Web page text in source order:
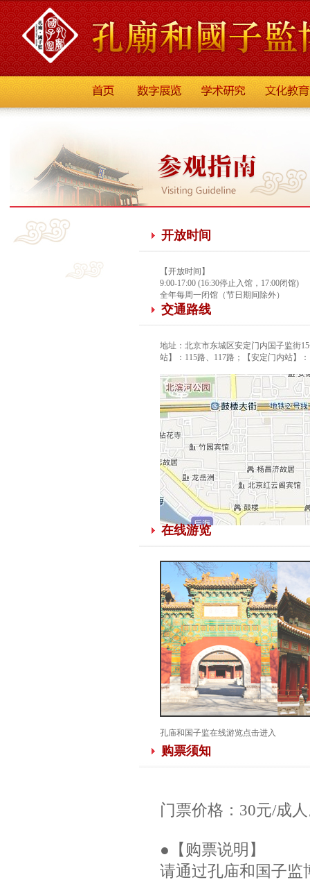
开放时间
【开放时间】
9:00-17:00 (16:30停止入馆，17:00闭馆)
全年每周一闭馆（节日期间除外）
交通路线
地址：北京市东城区安定门内国子监街
站】：115路、117路；【安定门内站】
在线游览
孔庙和国子监在线游览点击进入
购票须知
门票价格：30元/成
●【购票说明】
请通过孔庙和国子监